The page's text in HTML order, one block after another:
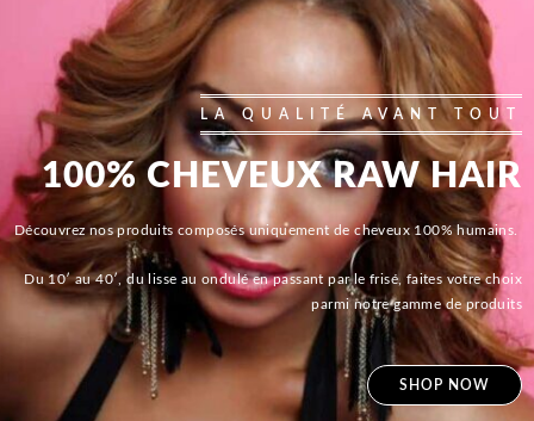
LA QUALITÉ AVANT TOUT
100% CHEVEUX RAW HAIR
Découvrez nos produits composés uniquement de cheveux 100% humains.
Du 10′ au 40′, du lisse au ondulé en passant par le frisé, faites votre choix
parmi notre gamme de produits
SHOP NOW